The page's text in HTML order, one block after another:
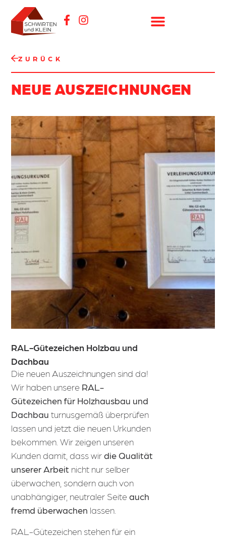
ZURÜCK
NEUE AUSZEICHNUNGEN
RAL-Gütezeichen Holzbau und
Dachbau
Die neuen Auszeichnungen sind da!
Wir haben unsere RAL-
Gütezeichen für Holzhausbau und
Dachbau turnusgemäß überprüfen
lassen und jetzt die neuen Urkunden
bekommen. Wir zeigen unseren
Kunden damit, dass wirdie Qualität
unserer Arbeit nicht nur selber
überwachen, sondern auch von
unabhängiger, neutraler Seiteauch
fremd überwachen lassen.
RAL-Gütezeichen stehen für ein